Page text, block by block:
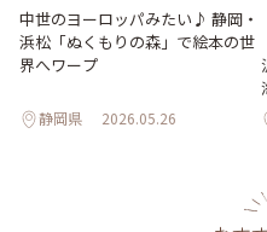
中世のヨーロッパみたい♪ 静岡・
浜松「ぬくもりの森」で絵本の世
界へワープ
静岡県 2026.05.26